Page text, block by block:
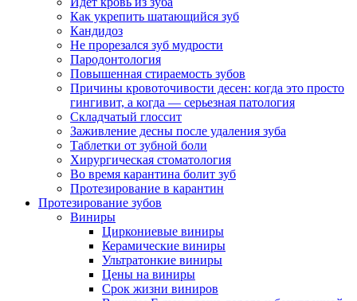
Как укрепить шатающийся зуб
Кандидоз
Не прорезался зуб мудрости
Пародонтология
Повышенная стираемость зубов
Причины кровоточивости десен: когда это просто
гингивит, а когда — серьезная патология
Складчатый глоссит
Заживление десны после удаления зуба
Таблетки от зубной боли
Хирургическая стоматология
Во время карантина болит зуб
Протезирование в карантин
Протезирование зубов
Виниры
Циркониевые виниры
Керамические виниры
Ультратонкие виниры
Цены на виниры
Срок жизни виниров